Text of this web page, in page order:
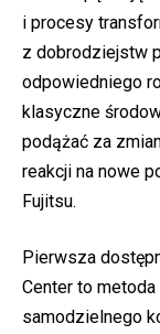
i procesy
z dobrodziejstw
odpowiedniego
klasyczne
podążać za
reakcji na nowe
Fujitsu.
Pierwsza
Center to metoda
samodzielnego